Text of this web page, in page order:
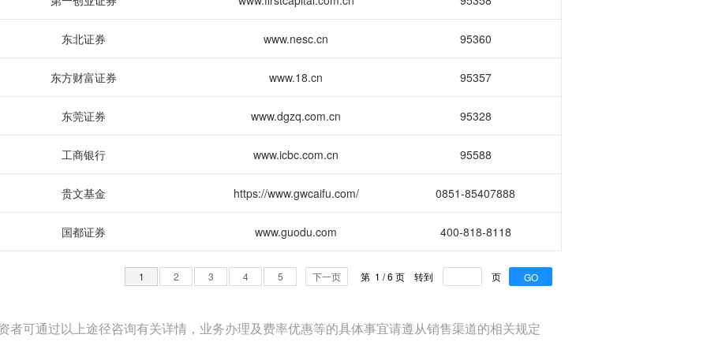
东北证券 www.nesc.cn 95360
东方财富证券 www.18.cn 95357
东莞证券 www.dgzq.com.cn 95328
工商银行 www.icbc.com.cn 95588
贵文基金 https://www.gwcaifu.com/ 0851-85407888
国都证券 www.guodu.com 400-818-8118
1 2 3 4 5 下一页 第 1 /6 页 转到 页
者可通过以上途径咨询有关详情，业务办理及费率优惠等的具体事宜请遵从销售渠道的相关规定